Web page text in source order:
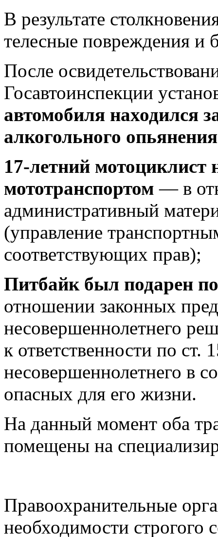
В результате
телесные повреждения и
После
Госавтоинспекции
автомобиля находился
алкогольного
17‑летний
мототранспортом — в
административный
(управление
соответствующих прав);
Питбайк был подарен
отношении законных
несовершеннолетнего
к ответственности по
несовершеннолетнего в
опасных для его жизни.
На данный момент оба
помещены на
Правоохранительные
необходимости строгого